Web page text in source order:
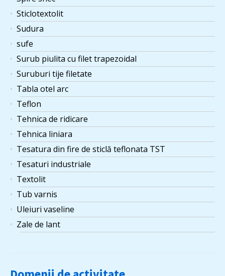
Sticlotextolit
Sudura
sufe
Surub piulita cu filet trapezoidal
Suruburi tije filetate
Tabla otel arc
Teflon
Tehnica de ridicare
Tehnica liniara
Tesatura din fire de sticlă teflonata TST
Tesaturi industriale
Textolit
Tub varnis
Uleiuri vaseline
Zale de lant